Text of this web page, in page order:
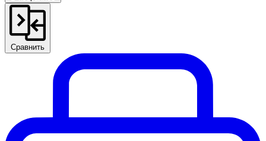
Сравнить